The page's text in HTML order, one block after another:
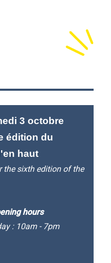
3 octobre
édition du
haut
sixth edition of the
hours
: 10am - 7pm